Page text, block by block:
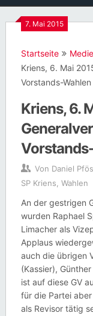
7. Mai 2015
Startseite
Kriens, 6. Mai
Vorstands-Wahlen
Kriens, 6.
Von Daniel
SP Kriens Wahlen
An der gestrigen
wurden Raphael
Limacher als
Applaus
auch die übrigen
(Kassier),
ist auf diese GV
für die Partei
als Revisor tätig